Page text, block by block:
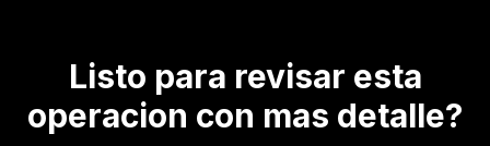
Listo para revisar esta
operacion con mas detalle?